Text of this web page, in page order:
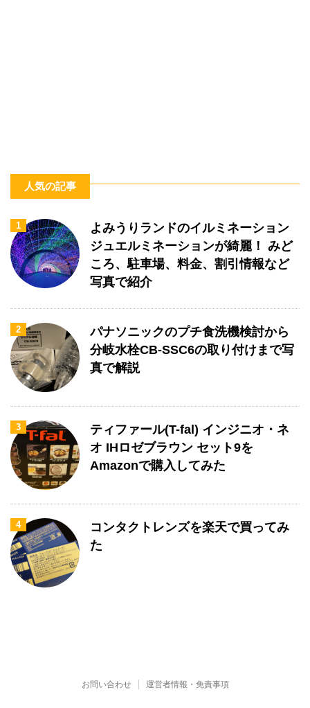
人気の記事
1
よみうりランドのイルミネーション
ジュエルミネーションが綺麗！ みど
ころ、駐車場、料金、割引情報など
写真で紹介
2
パナソニックのプチ食洗機検討から
分岐水栓CB-SSC6の取り付けまで写
真で解説
3
ティファール(T-fal) インジニオ・ネ
オ IHロゼブラウン セット9を
Amazonで購入してみた
4
コンタクトレンズを楽天で買ってみ
た
お問い合わせ 運営者情報・免責事項